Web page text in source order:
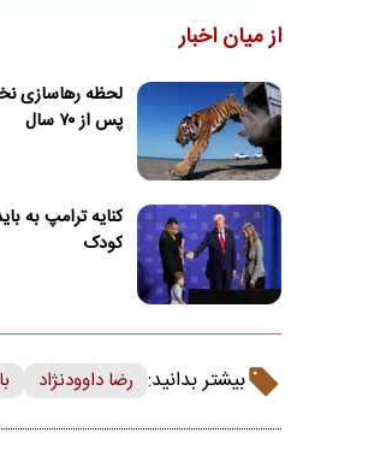
از میان اخبار
لحظه رهاسازی
پس از ۷۰ سال
کنایه ترامپ به
کودک
بیشتر بدانید: رضا داوودنژاد